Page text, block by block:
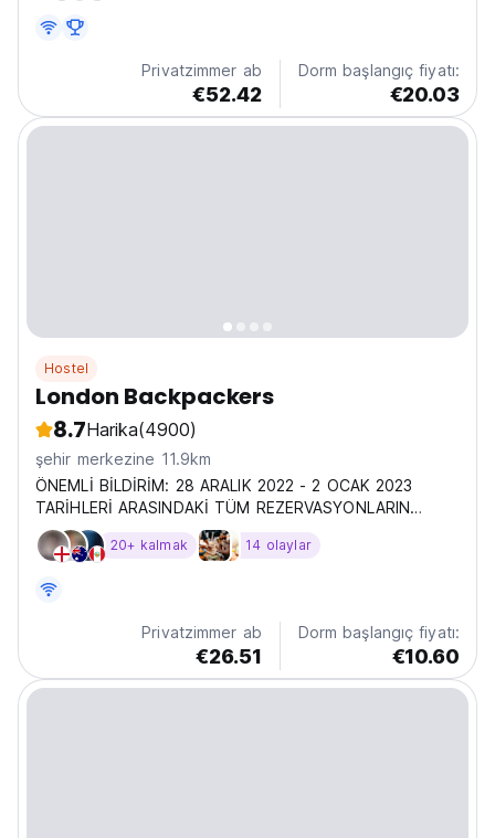
Privatzimmer ab
€52.42
Dorm başlangıç fiyatı:
€20.03
Hostel
London Backpackers
8.7Harika(4900)
şehir merkezine 11.9km
ÖNEMLİ BİLDİRİM: 28 ARALIK 2022 - 2 OCAK 2023
TARİHLERİ ARASINDAKİ TÜM REZERVASYONLARIN
ÜCRETİ ADVA'DA ÖDEME YAPILACAKTIR.
20+ kalmak 14 olaylar
Privatzimmer ab
€26.51
Dorm başlangıç fiyatı:
€10.60